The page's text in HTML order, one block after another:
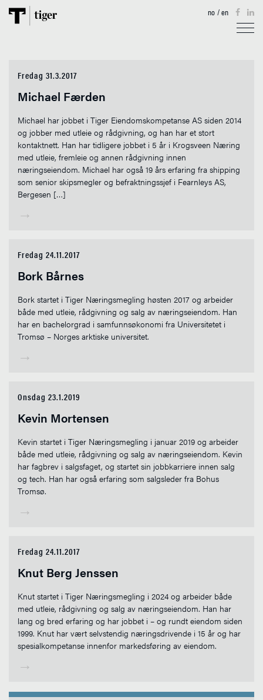
no /en
AKTUELT
TIGERKARTET
OM OSS
Fredag 31.3.2017
Michael Færden
Michael har jobbet i Tiger Eiendomskompetanse AS siden 2014
og jobber med utleie og rådgivning, og han har et stort
kontaktnett. Han har tidligere jobbet i 5 år i Krogsveen Næring
med utleie, fremleie og annen rådgivning innen
næringseiendom. Michael har også 19 års erfaring fra shipping
som senior skipsmegler og befraktningssjef i Fearnleys AS,
Bergesen […]
→
Fredag 24.11.2017
Bork Bårnes
Bork startet i Tiger Næringsmegling høsten 2017 og arbeider
både med utleie, rådgivning og salg av næringseiendom. Han
har en bachelorgrad i samfunnsøkonomi fra Universitetet i
Tromsø – Norges arktiske universitet.
→
Onsdag 23.1.2019
Kevin Mortensen
Kevin startet i Tiger Næringsmegling i januar 2019 og arbeider
både med utleie, rådgivning og salg av næringseiendom. Kevin
har fagbrev i salgsfaget, og startet sin jobbkarriere innen salg
og tech. Han har også erfaring som salgsleder fra Bohus
Tromsø.
→
Fredag 24.11.2017
Knut Berg Jenssen
Knut startet i Tiger Næringsmegling i 2024 og arbeider både
med utleie, rådgivning og salg av næringseiendom. Han har
lang og bred erfaring og har jobbet i – og rundt eiendom siden
1999. Knut har vært selvstendig næringsdrivende i 15 år og har
spesialkompetanse innenfor markedsføring av eiendom.
→